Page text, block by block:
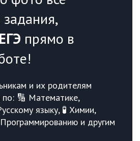
прямо в
и их родителям
по: 🔢 Математике,
языку, 🧪 Химии,
и другим